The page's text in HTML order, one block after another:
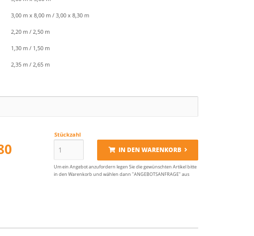
3,00 m x 8,00 m / 3,00 x 8,30 m
2,20 m / 2,50 m
1,30 m / 1,50 m
2,35 m / 2,65 m
Stückzahl
IN DEN WARENKORB
Um ein Angebot anzufordern legen Sie die gewünschten Artikel bitte
in den Warenkorb und wählen dann "ANGEBOTSANFRAGE" aus